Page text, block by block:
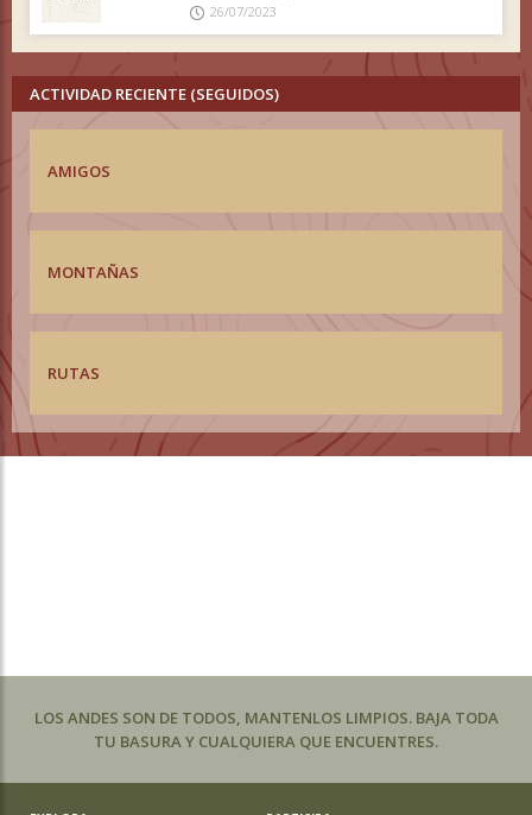
26/07/2023
ACTIVIDAD RECIENTE (SEGUIDOS)
AMIGOS
MONTAÑAS
RUTAS
LOS ANDES SON DE TODOS, MANTENLOS LIMPIOS. BAJA TODA
TU BASURA Y CUALQUIERA QUE ENCUENTRES.